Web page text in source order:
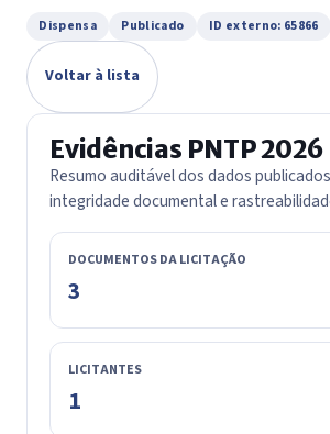
Dispensa Publicado ID externo: 65866
Voltar à lista
Evidências PNTP 2026
Resumo auditável dos dados
integridade documental e
DOCUMENTOS DA LICITAÇÃO
3
LICITANTES
1